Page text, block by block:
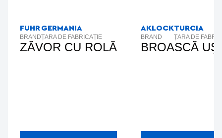
ZĂVOR CU ROLĂ
FUHR
BRAND
GERMANIA
ȚARA DE FABRICAȚIE
BROASCĂ
AKLOCK
BRAND
TURCIA
ȚARA DE